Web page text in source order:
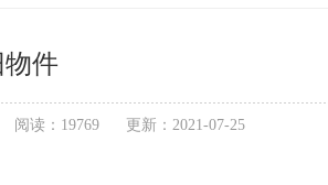
物件
读：19769 更新：2021-07-25